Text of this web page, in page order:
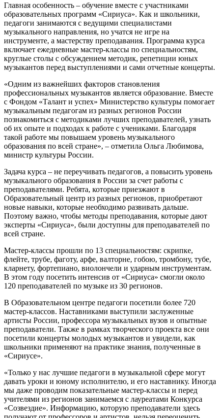
Главная особенность – обучение вместе с участниками
образовательных программ «Сириуса». Как и школьники,
педагоги занимаются с ведущими специалистами
музыкального направления, но учатся не игре на
инструменте, а мастерству преподавания. Программа курса
включает ежедневные мастер-классы по специальностям,
круглые столы с обсуждением методик, репетиции юных
музыкантов перед выступлениями и сами отчетные концерты.
«Одним из важнейших факторов становления
профессиональных музыкантов является образование. Вместе
с Фондом «Талант и успех» Министерство культуры помогает
музыкальным педагогам из разных регионов России
познакомиться с методиками лучших преподавателей, узнать
об их опыте и подходах к работе с учениками. Благодаря
такой работе мы повышаем уровень музыкального
образования по всей стране», – отметила Ольга Любимова,
министр культуры России.
Задача курса – не переучивать педагогов, а повысить уровень
музыкального образования в России за счет работы с
преподавателями. Ребята, которые приезжают в
Образовательный центр из разных регионов, приобретают
новые навыки, которые необходимо развивать дальше.
Поэтому важно, чтобы методы преподавания, которые дают
эксперты «Сириуса», были доступны для преподавателей по
всей стране.
Мастер-классы прошли по 13 специальностям: скрипке,
флейте, трубе, фаготу, арфе, валторне, гобою, тромбону, тубе,
кларнету, фортепиано, виолончели и ударным инструментам.
В этом году посетить интенсив от «Сириуса» смогли около
120 преподавателей по музыке из 30 регионов.
В Образовательном центре педагоги посетили более 720
мастер-классов. Наставниками выступили заслуженные
артисты России, профессора музыкальных вузов и опытные
преподаватели. Также в рамках творческого проекта все они
посетили концерты молодых музыкантов и увидели, как
школьники применяют на практике знания, полученные в
«Сириусе».
«Только у нас лучшие педагоги в музыкальной сфере могут
давать уроки и юному исполнителю, и его наставнику. Иногда
мы даже проводим показательные мастер-классы и перед
учителями из регионов занимаемся с лауреатами Конкурса
«Созвездие». Информацию, которую преподаватели здесь